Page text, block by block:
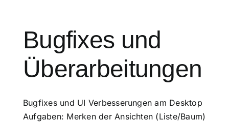
Bugfixes und
Überarbeitungen
Bugfixes und UI Verbesserungen am Desktop
Aufgaben: Merken der Ansichten (Liste/Baum)